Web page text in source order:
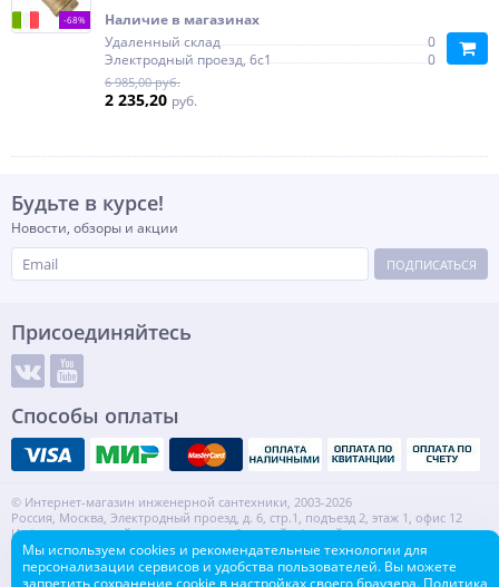
-68%
Наличие в магазинах
Удаленный склад
0
Электродный проезд, 6с1
0
6 985,00 руб.
2 235,20 руб.
Будьте в курсе!
Новости, обзоры и акции
ПОДПИСАТЬСЯ
Присоединяйтесь
Способы оплаты
© Интернет-магазин инженерной сантехники, 2003-2026
Россия, Москва, Электродный проезд, д. 6, стр.1, подъезд 2, этаж 1, офис 12
Информация на сайте не является публичной офертой.
ИНН: 7720553918 КПП: 772001001
Контакты Карта сайта
Мы используем cookies и рекомендательные технологии для
персонализации сервисов и удобства пользователей. Вы можете
запретить сохранение cookie в настройках своего браузера. Политика